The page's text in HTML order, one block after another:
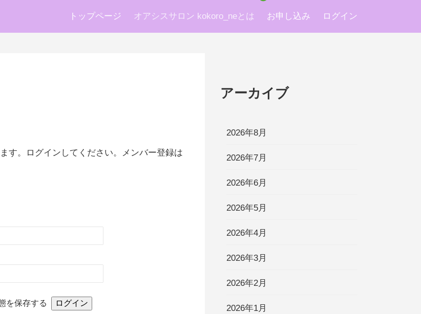
トップページ オアシスサロン kokoro_neとは お申し込み ログイン
す。ログインしてください。メンバー登録は
を保存する
アーカイブ
2026年8月
2026年7月
2026年6月
2026年5月
2026年4月
2026年3月
2026年2月
2026年1月